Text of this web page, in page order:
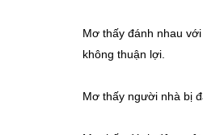
Mơ thấy đánh nhau
không thuận lợi.
Mơ thấy người nhà bị